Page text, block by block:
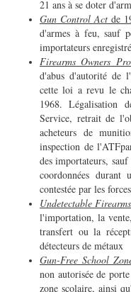
21 ans à se doter
Gun Control Act de
d'armes à feu, sauf
importateurs
Firearms Owners
d'abus d'autorité de
cette loi a revu le
1968. Légalisation
Service, retrait de
acheteurs de
inspection de
des importateurs,
coordonnées
contestée par les
Undetectable
l'importation, la
transfert ou la
détecteurs de métaux
Gun-Free School
non autorisée de
zone scolaire, ainsi